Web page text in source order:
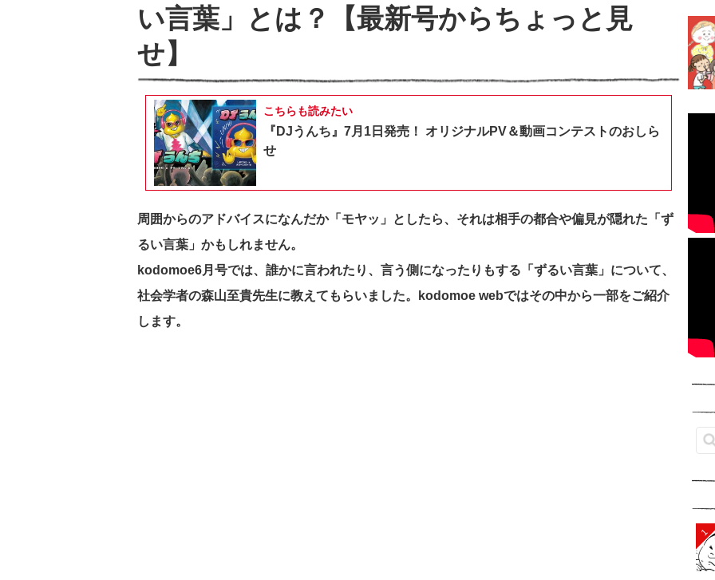
い言葉」とは？【最新号からちょっと見
せ】
こちらも読みたい
『DJうんち』7月1日発売！ オリジナルPV＆動画コンテストのおしら
せ
周囲からのアドバイスになんだか「モヤッ」としたら、それは相手の都合や偏見が隠れた「ず
るい言葉」かもしれません。
kodomoe6月号では、誰かに言われたり、言う側になったりもする「ずるい言葉」について、
社会学者の森山至貴先生に教えてもらいました。kodomoe webではその中から一部をご紹介
します。
1